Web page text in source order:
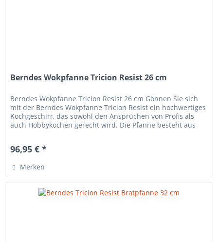
Berndes Wokpfanne Tricion Resist 26 cm
Berndes Wokpfanne Tricion Resist 26 cm Gönnen Sie sich
mit der Berndes Wokpfanne Tricion Resist ein hochwertiges
Kochgeschirr, das sowohl den Ansprüchen von Profis als
auch Hobbyköchen gerecht wird. Die Pfanne besteht aus
96,95 € *
Merken